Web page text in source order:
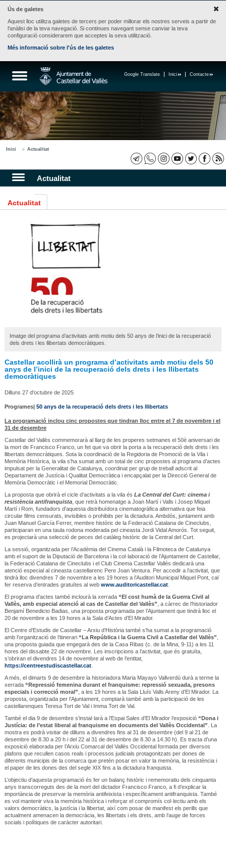
Ús de galetes
Aquest lloc utilitza galetes de tercers per poder millorar els nostres serveis a partir de
l'anàlisi de la teva navegació. Si continues navegant sense canviar la teva
configuració considerarem que acceptes la seva utilització.
Més informació sobre l'ús de les galetes
Contacte
Inici
Google Translate
Inici Actualitat
Actualitat
Actualitat
Imatge del programa d’activitats amb motiu dels 50 anys de l’inici de la recuperació
dels drets i les llibertats democràtiques.
Castellar acollirà un programa d’activitats amb motiu dels 50
anys de l’inici de la recuperació dels drets i les llibertats
democràtiques
Dilluns 27 d'octubre de 2025
Programes| 50 anys de la recuperació dels drets i les llibertats
La programació inclou cinc propostes que tindran lloc entre el 7 de novembre i el
31 de desembre
Castellar del Vallès commemorarà al llarg de les properes setmanes el 50è aniversari de
la mort de Francisco Franco, un fet que va obrir la porta a la recuperació dels drets i les
llibertats democràtiques. Sota la coordinació de la Regidoria de Promoció de la Vila i
Memòria Històrica, la vila s’ha sumat amb un total de cinc propostes al programa d’actes
impulsat per la Generalitat de Catalunya, coordinat per grup de treball adscrit al
Departament de Justícia i Qualitat Democràtica i encapçalat per la Direcció General de
Memòria Democràtic i el Memorial Democràtic.
La proposta que obrirà el cicle d’activitats a la vila és La Central del Curt: cinema i
resistència antifranquista, que retrà homenatge a Joan Martí i Valls i Josep Miquel
Martí i Rom, fundadors d’aquesta distribuïdora cinematogràfica alternativa que feia
circular films censurats, invisibles o prohibits per la dictadura. Ambdós, juntament amb
Juan Manuel García Ferrer, membre històric de la Federació Catalana de Cineclubs,
participaran en una taula rodona moderada pel cineasta Jordi Vidal Amorós. Tot seguit,
es projectarà una selecció de peces del catàleg històric de la Central del Curt.
La sessió, organitzada per l’Acadèmia del Cinema Català i la Filmoteca de Catalunya
amb el suport de la Diputació de Barcelona i la col·laboració de l’Ajuntament de Castellar,
la Federació Catalana de Cineclubs i el Club Cinema Castellar Vallès dedicarà una
atenció especial al cineasta castellarenc Pere Joan Ventura. Per accedir a l’activitat, que
tindrà lloc divendres 7 de novembre a les 19 hores a l’Auditori Municipal Miquel Pont, cal
fer reserva d’entrades gratuïtes al web www.auditoricastellar.cat.
El programa d’actes també inclourà la xerrada “El cost humà de la Guerra Civil al
Vallès, amb especial atenció al cas de Castellar del Vallès” , a càrrec de l’historiador
Benjamí Benedicto Badias, una proposta programada per l’Ajuntament que tindrà lloc el
20 de novembre a les 19 hores a la Sala d’Actes d’El Mirador.
El Centre d’Estudis de Castellar – Arxiu d’Història també s’ha sumat a la programació
amb l’organització de l’itinerari “La República i la Guerra Civil a Castellar del Vallès”
una proposta guiada que engegarà des de la Casa Ribas (c. de la Mina, 9-11) a les 11
hores del dissabte 22 de novembre. Les inscripcions a l’activitat, que és gratuïta,
s’obriran el divendres 14 de novembre al web de l’entitat,
https://centreestudiscastellar.cat.
A més, el dimarts 9 de desembre la historiadora Maria Mayayo Vallverdú durà a terme la
xerrada “Repressió femenina durant el franquisme: repressió sexuada, presons
especials i correcció moral” , a les 19 hores a la Sala Lluís Valls Areny d’El Mirador. La
proposta, organitzada per l’Ajuntament, comptarà també amb la participació de les
castellarenques Teresa Tort de Val i Imma Tort de Val.
També el dia 9 de desembre s’instal·larà a l’Espai Sales d’El Mirador l’exposició “Dona i
Justícia: de l’estat liberal al franquisme en documents del Vallès Occidental” . La
mostra es podrà visitar de dilluns a divendres fins al 31 de desembre (del 9 al 21 de
desembre de 8.30 a 20 h i del 22 al 31 de desembre de 8.30 a 14.30 h). Es tracta d’una
exposició elaborada per l’Arxiu Comarcal del Vallès Occidental formada per diversos
plafons que recullen casos reals i processos judicials protagonitzats per dones de
diferents municipis de la comarca que pretén posar en valor la memòria, la resistència i
el paper de les dones des del segle XIX fins a la dictadura franquista.
L’objectiu d’aquesta programació és fer un balanç històric i rememoratiu dels cinquanta
anys transcorreguts des de la mort del dictador Francisco Franco, a fi d’explicar la
importància de preservar la memòria antifeixista i específicament antifranquista. També
es vol mantenir viva la memòria històrica i reforçar el compromís col·lectiu amb els
valors democràtics, la justícia i la llibertat, així com posar de manifest els perills que
actualment amenacen la democràcia, les llibertats i els drets, amb l’auge de forces
socials i polítiques de caràcter autoritari.